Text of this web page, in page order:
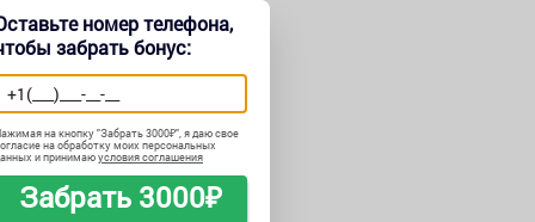
номер телефона,
забрать бонус:
на кнопку "Забрать 3000₽", я даю свое
на обработку моих персональных
и принимаюусловия соглашения
Забрать 3000₽